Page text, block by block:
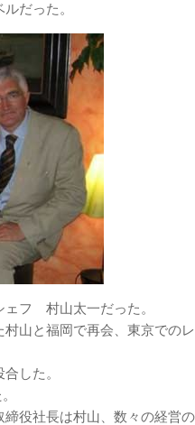
だった。
ェフ 村山太一だった。
山と福岡で再会、東京での
した。
役社長は村山、数々の経営